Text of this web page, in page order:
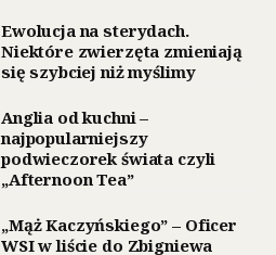
Ewolucja na sterydach.
Niektóre zwierzęta zmieniają
się szybciej niż myślimy
Anglia od kuchni –
najpopularniejszy
podwieczorek świata czyli
„Afternoon Tea”
„Mąż Kaczyńskiego” – Oficer
WSI w liście do Zbigniewa